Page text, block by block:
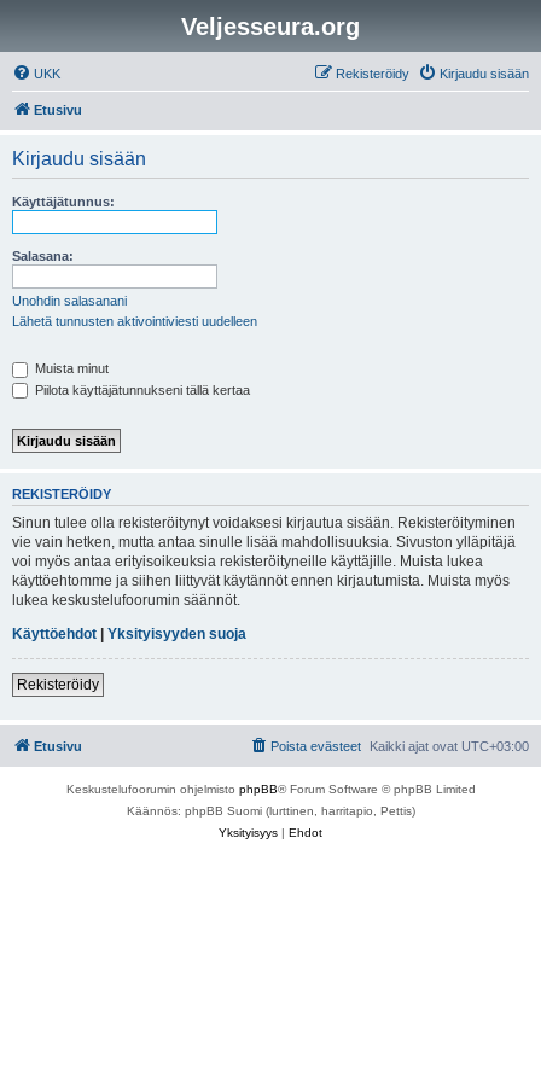
Veljesseura.org
UKK Kirjaudu sisään
Rekisteröidy
Etusivu
Kirjaudu sisään
Käyttäjätunnus:
Salasana:
Unohdin salasanani
Lähetä tunnusten aktivointiviesti uudelleen
Muista minut
Piilota käyttäjätunnukseni tällä kertaa
REKISTERÖIDY
Sinun tulee olla rekisteröitynyt voidaksesi kirjautua sisään. Rekisteröityminen
vie vain hetken, mutta antaa sinulle lisää mahdollisuuksia. Sivuston ylläpitäjä
voi myös antaa erityisoikeuksia rekisteröityneille käyttäjille. Muista lukea
käyttöehtomme ja siihen liittyvät käytännöt ennen kirjautumista. Muista myös
lukea keskustelufoorumin säännöt.
Käyttöehdot | Yksityisyyden suoja
Rekisteröidy
Etusivu Kaikki ajat ovat UTC+03:00
Poista evästeet
Keskustelufoorumin ohjelmisto phpBB® Forum Software © phpBB Limited
Käännös: phpBB Suomi (lurttinen, harritapio, Pettis)
Yksityisyys | Ehdot